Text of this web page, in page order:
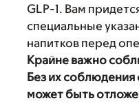
GLP-1. Вам
специальные
напитков перед
Крайне важно
Без их
может быть